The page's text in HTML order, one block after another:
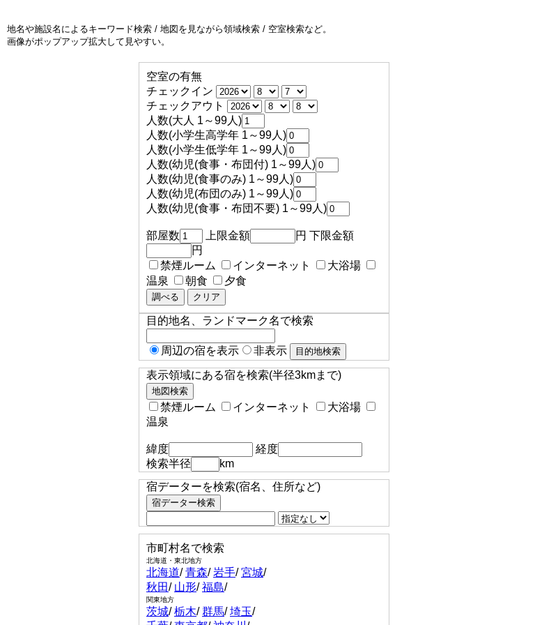
地名や施設名によるキーワード検索 / 地図を見ながら領域検索 / 空室検索など。
画像がポップアップ拡大して見やすい。
空室の有無
チェックイン
チェックアウト
人数(大人 1～99人)
人数(小学生高学年 1～99人)
人数(小学生低学年 1～99人)
人数(幼児(食事・布団付) 1～99人)
人数(幼児(食事のみ) 1～99人)
人数(幼児(布団のみ) 1～99人)
人数(幼児(食事・布団不要) 1～99人)
部屋数 上限金額
円 下限金額
円
禁煙ルーム
インターネット
大浴場
温泉
朝食 夕食
目的地名、ランドマーク名で検索
周辺の宿を表示 非表示
表示領域にある宿を検索(半径3kmまで)
禁煙ルーム インターネット
大浴場
温泉
緯度
経度
検索半径
km
宿データーを検索(宿名、住所など)
市町村名で検索
北海道・東北地方
北海道/青森/岩手/宮城/
秋田/ 山形/福島/
関東地方
茨城/栃木/群馬/埼玉/